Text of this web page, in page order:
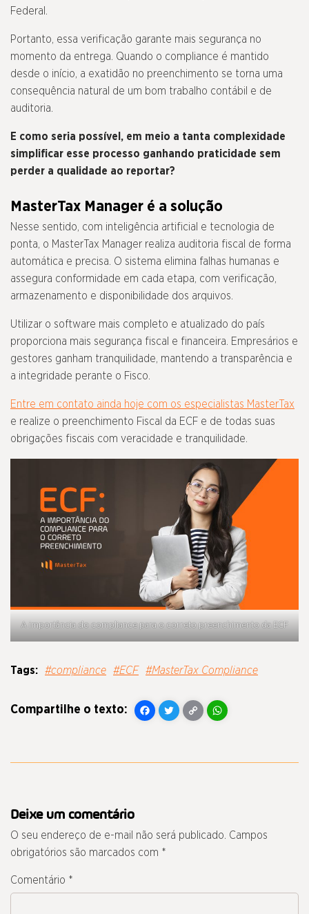
Federal.
Portanto, essa verificação garante mais segurança no
momento da entrega. Quando o compliance é mantido
desde o início, a exatidão no preenchimento se torna uma
consequência natural de um bom trabalho contábil e de
auditoria.
E como seria possível, em meio a tanta complexidade
simplificar esse processo ganhando praticidade sem
perder a qualidade ao reportar?
MasterTax Manager é a solução
Nesse sentido, com inteligência artificial e tecnologia de
ponta, o MasterTax Manager realiza auditoria fiscal de forma
automática e precisa. O sistema elimina falhas humanas e
assegura conformidade em cada etapa, com verificação,
armazenamento e disponibilidade dos arquivos.
Utilizar o software mais completo e atualizado do país
proporciona mais segurança fiscal e financeira. Empresários e
gestores ganham tranquilidade, mantendo a transparência e
a integridade perante o Fisco.
Entre em contato ainda hoje com os especialistas MasterTax
e realize o preenchimento Fiscal da ECF e de todas suas
obrigações fiscais com veracidade e tranquilidade.
A importância do compliance para o correto preenchimento da ECF
#compliance #ECF #MasterTax Compliance
Facebook
TwitterCopyWhatsApp
Deixe um comentário
O seu endereço de e-mail não será publicado. Campos
obrigatórios são marcados com *
Comentário *